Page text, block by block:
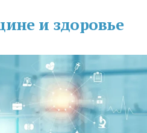
и здоровье